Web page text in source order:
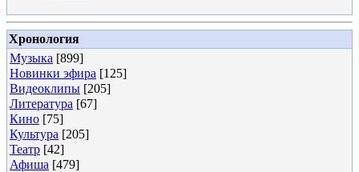
Хронология
Музыка [899]
Новинки эфира [125]
Видеоклипы [205]
Литература [67]
Кино [75]
Культура [205]
Театр [42]
Афиша [479]